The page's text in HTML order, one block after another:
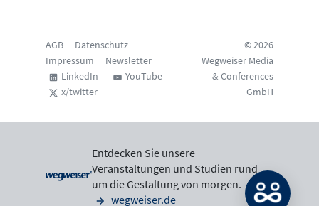
AGB
Datenschutz
Impressum
Newsletter
LinkedIn
YouTube
x/twitter
© 2026
Wegweiser Media
& Conferences
GmbH
Entdecken Sie unsere
Veranstaltungen und Studien rund
um die Gestaltung von morgen.
wegweiser.de